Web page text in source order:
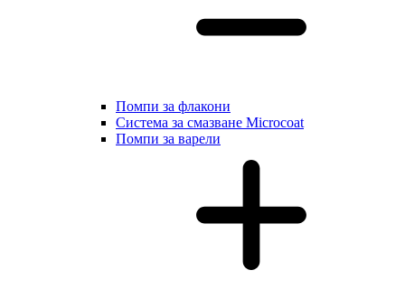
Помпи за флакони
Система за смазване Microcoat
Помпи за варели